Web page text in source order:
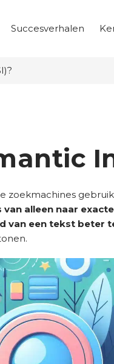
Succesverhalen
zoekmachines
van alleen naar
van een tekst beter